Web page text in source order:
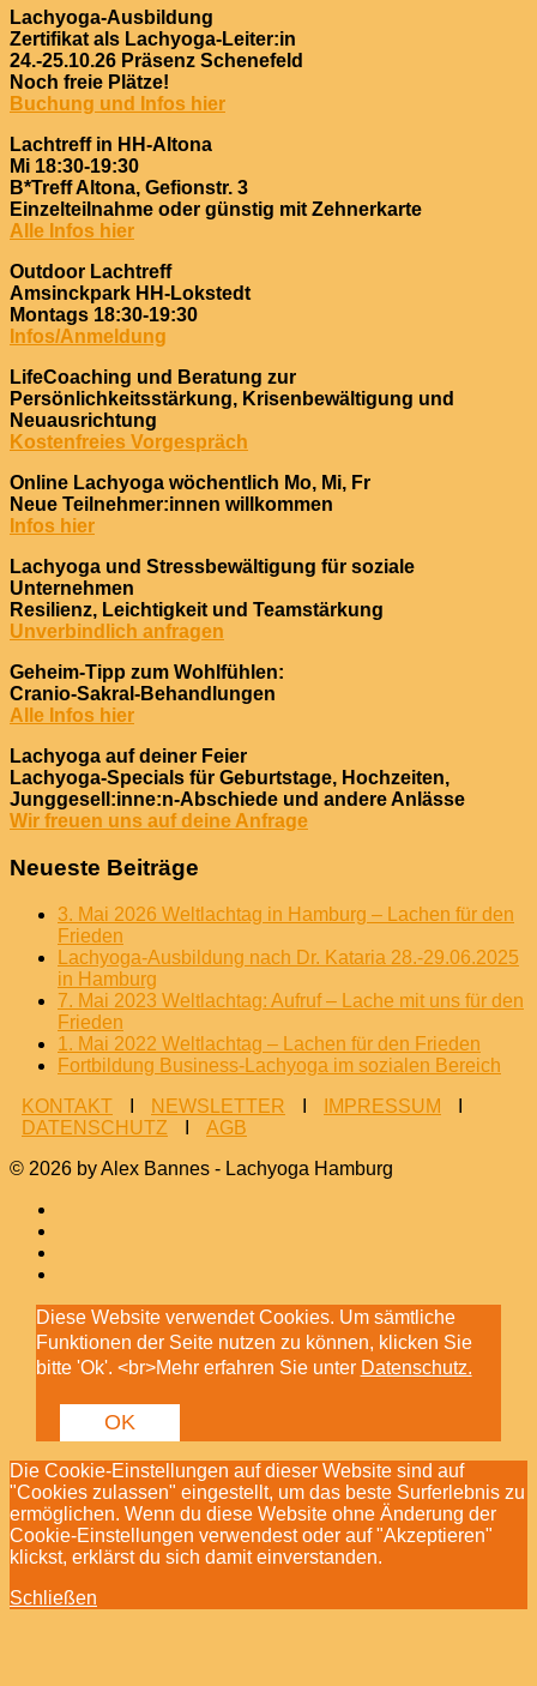
Lachyoga-Ausbildung
Zertifikat als Lachyoga-Leiter:in
24.-25.10.26 Präsenz Schenefeld
Noch freie Plätze!
Buchung und Infos hier
Lachtreff in HH-Altona
Mi 18:30-19:30
B*Treff Altona, Gefionstr. 3
Einzelteilnahme oder günstig mit Zehnerkarte
Alle Infos hier
Outdoor Lachtreff
Amsinckpark HH-Lokstedt
Montags 18:30-19:30
Infos/Anmeldung
LifeCoaching und Beratung zur
Persönlichkeitsstärkung, Krisenbewältigung und
Neuausrichtung
Kostenfreies Vorgespräch
Online Lachyoga wöchentlich Mo, Mi, Fr
Neue Teilnehmer:innen willkommen
Infos hier
Lachyoga und Stressbewältigung für soziale
Unternehmen
Resilienz, Leichtigkeit und Teamstärkung
Unverbindlich anfragen
Geheim-Tipp zum Wohlfühlen:
Cranio-Sakral-Behandlungen
Alle Infos hier
Lachyoga auf deiner Feier
Lachyoga-Specials für Geburtstage, Hochzeiten,
Junggesell:inne:n-Abschiede und andere Anlässe
Wir freuen uns auf deine Anfrage
Neueste Beiträge
3. Mai 2026 Weltlachtag in Hamburg – Lachen für den
Frieden
Lachyoga-Ausbildung nach Dr. Kataria 28.-29.06.2025
in Hamburg
7. Mai 2023 Weltlachtag: Aufruf – Lache mit uns für den
Frieden
1. Mai 2022 Weltlachtag – Lachen für den Frieden
Fortbildung Business-Lachyoga im sozialen Bereich
KONTAKT
NEWSLETTER IMPRESSUM
DATENSCHUTZ
AGB
© 2026 by Alex Bannes - Lachyoga Hamburg
Diese Website verwendet Cookies. Um sämtliche
Funktionen der Seite nutzen zu können, klicken Sie
bitte 'Ok'. <br>Mehr erfahren Sie unter Datenschutz.
OK
Die Cookie-Einstellungen auf dieser Website sind auf
"Cookies zulassen" eingestellt, um das beste Surferlebnis zu
ermöglichen. Wenn du diese Website ohne Änderung der
Cookie-Einstellungen verwendest oder auf "Akzeptieren"
klickst, erklärst du sich damit einverstanden.
Schließen